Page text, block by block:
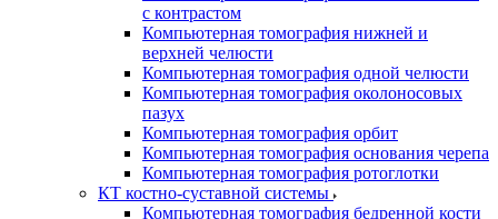
с контрастом
Компьютерная томография нижней и
верхней челюсти
Компьютерная томография одной челюсти
Компьютерная томография околоносовых
пазух
Компьютерная томография орбит
Компьютерная томография основания черепа
Компьютерная томография ротоглотки
КТ костно-суставной системы
Компьютерная томография бедренной кости